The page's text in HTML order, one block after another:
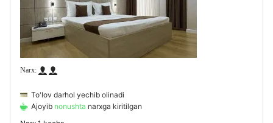
To'lov darhol yechib olinadi
Ajoyib nonushta narxga kiritilgan